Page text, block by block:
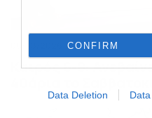
CONFIRM
Data Deletion
22:00
Καιρός 6-8: